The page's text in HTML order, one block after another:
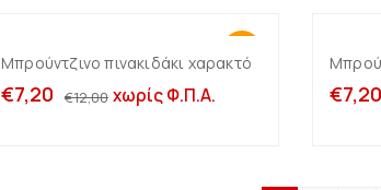
Προσθήκη στο καλάθι
Μπρούντζινο πινακιδάκι χαρακτό
€12,00
€7,20 χωρίς Φ.Π.Α. €7,20